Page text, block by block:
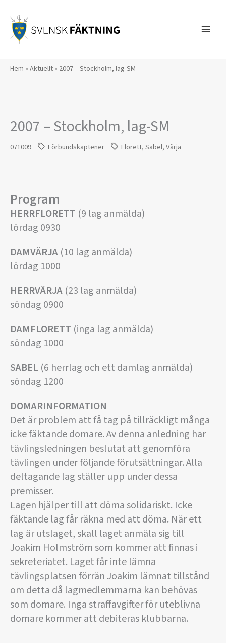
innehåll
Hem » Aktuellt» 2007 – Stockholm, lag-SM
2007 – Stockholm, lag-SM
071009 Förbundskaptener Florett,Sabel,Värja
Program
HERRFLORETT (9 lag anmälda)
lördag 0930
DAMVÄRJA (10 lag anmälda)
lördag 1000
HERRVÄRJA (23 lag anmälda)
söndag 0900
DAMFLORETT (inga lag anmälda)
söndag 1000
SABEL (6 herrlag och ett damlag anmälda)
söndag 1200
DOMARINFORMATION
Det är problem att få tag på tillräckligt många
icke fäktande domare. Av denna anledning har
tävlingsledningen beslutat att genomföra
tävlingen under följande förutsättningar. Alla
deltagande lag ställer upp under dessa
premisser.
Lagen hjälper till att döma solidariskt. Icke
fäktande lag får räkna med att döma. När ett
lag är utslaget, skall laget anmäla sig till
Joakim Holmström som kommer att finnas i
sekreteriatet. Laget får inte lämna
tävlingsplatsen förrän Joakim lämnat tillstånd
om detta då lagmedlemmarna kan behövas
som domare. Inga straffavgifter för uteblivna
domare kommer att debiteras klubbarna.